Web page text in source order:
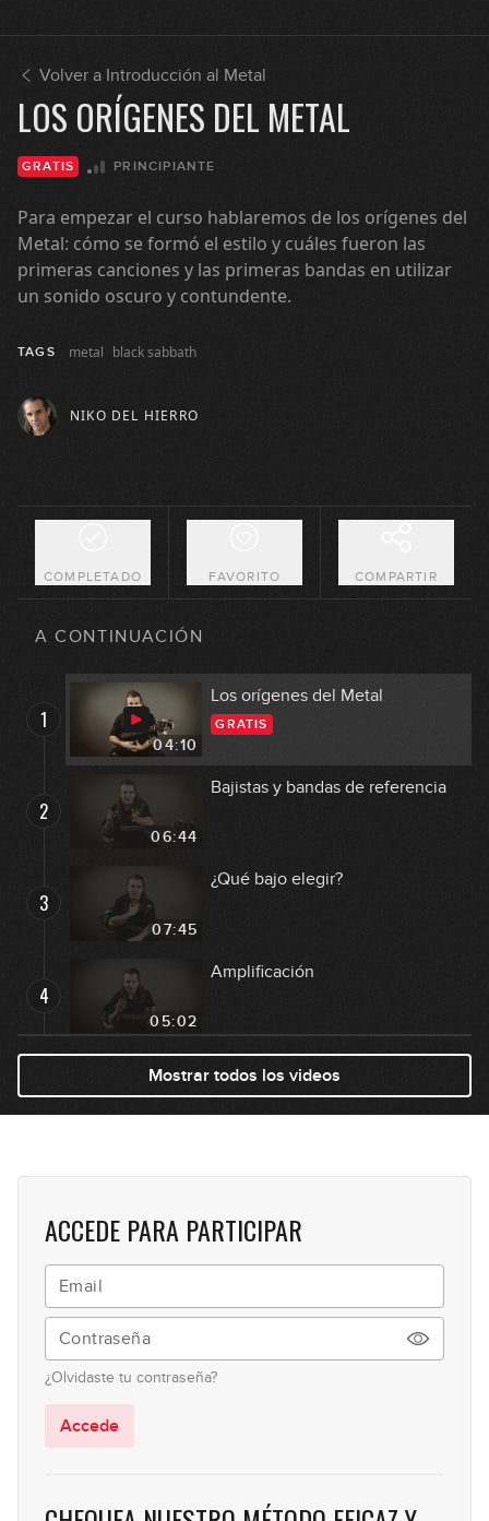
Volver a Introducción al Metal
LOS ORÍGENES DEL METAL
GRATIS PRINCIPIANTE
Para empezar el curso hablaremos de los orígenes del
Metal: cómo se formó el estilo y cuáles fueron las
primeras canciones y las primeras bandas en utilizar
un sonido oscuro y contundente.
TAGS metal black sabbath
NIKO DEL HIERRO
COMPLETADO FAVORITO COMPARTIR
A CONTINUACIÓN
1
04:10
Los orígenes del Metal
GRATIS
2
06:44
Bajistas y bandas de referencia
3
07:45
¿Qué bajo elegir?
4
05:02
Amplificación
05:30
Pedales de efectos
6
7
¿Dedos o pua?
8
9
Mostrar todos los videos
ACCEDE PARA PARTICIPAR
¿Olvidaste tu contraseña?
Accede